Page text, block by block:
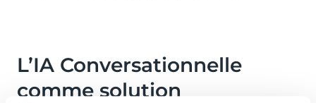
L’IA Conversationnelle
comme solution